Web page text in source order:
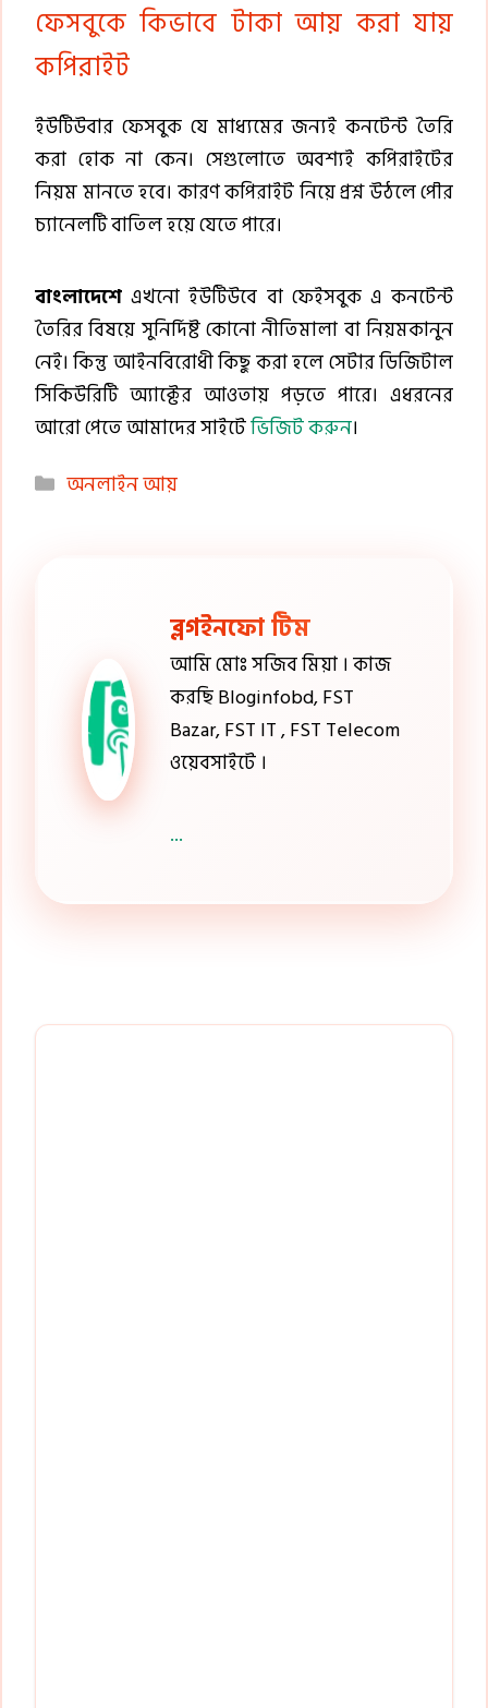
ফেসবুকে কিভাবে টাকা আয় করা যায়
কপিরাইট
ইউটিউবার ফেসবুক যে মাধ্যমের জন্যই কনটেন্ট তৈরি
করা হোক না কেন। সেগুলোতে অবশ্যই কপিরাইটের
নিয়ম মানতে হবে। কারণ কপিরাইট নিয়ে প্রশ্ন উঠলে পৌর
চ্যানেলটি বাতিল হয়ে যেতে পারে।
বাংলাদেশে এখনো ইউটিউবে বা ফেইসবুক এ কনটেন্ট
তৈরির বিষয়ে সুনির্দিষ্ট কোনো নীতিমালা বা নিয়মকানুন
নেই। কিন্তু আইনবিরোধী কিছু করা হলে সেটার ডিজিটাল
সিকিউরিটি অ্যাক্টের আওতায় পড়তে পারে। এধরনের
আরো পেতে আমাদের সাইটেভিজিট করুন।
Categories
অনলাইন আয়
ব্লগইনফো টিম
আমি মোঃ সজিব মিয়া । কাজ
করছি Bloginfobd, FST
Bazar, FST IT , FST Telecom
ওয়েবসাইটে ।
...